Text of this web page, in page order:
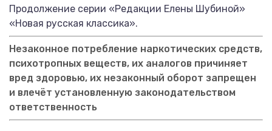
Продолжение серии «Редакции Елены Шубиной»
«Новая русская классика».
Незаконное потребление наркотических средств,
психотропных веществ, их аналогов причиняет
вред здоровью, их незаконный оборот запрещен
и влечёт установленную законодательством
ответственность